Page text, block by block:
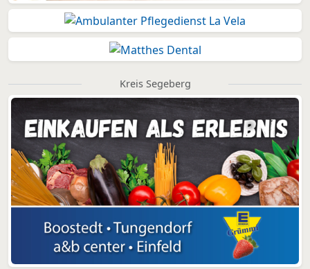
Kreis Segeberg